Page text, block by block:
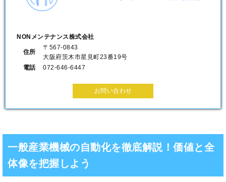
NONメンテナンス株式会社
住所
〒567-0843
大阪府茨木市星見町23番19号
電話
072-646-6447
お問い合わせ
一般産業機械の自動化を徹底解説！価値と全
体像を把握しよう